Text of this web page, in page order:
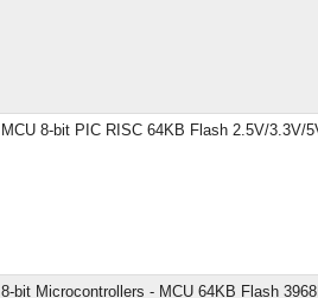
MCU 8-bit PIC RISC 64KB Flash 2.5V/3.3V/
8-bit Microcontrollers - MCU 64KB Flash